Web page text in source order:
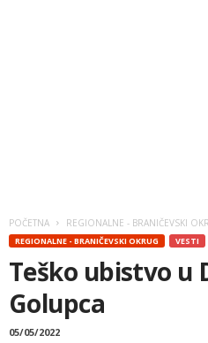
POČETNA REGIONALNE - BRANIČEVSKI
REGIONALNE - BRANIČEVSKI OKRUG VESTI
Teško ubistvo u
Golupca
05/05/2022